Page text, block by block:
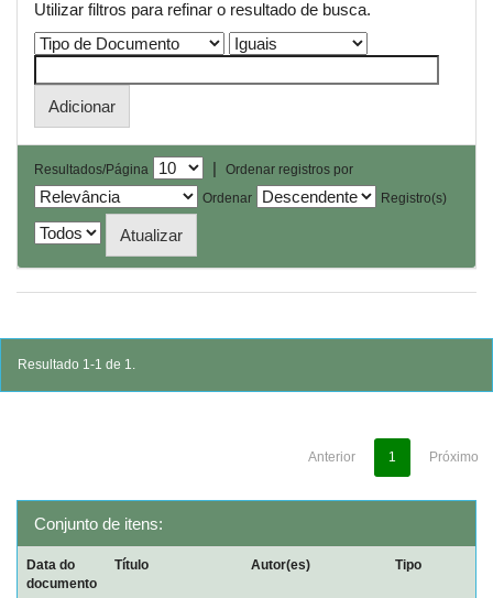
Utilizar filtros para refinar o resultado de busca.
Resultados/Página |
Ordenar registros por
Ordenar
Registro(s)
Resultado 1-1 de 1.
Anterior 1 Próximo
Conjunto de itens:
Data do
documento
Título Autor(es) Tipo